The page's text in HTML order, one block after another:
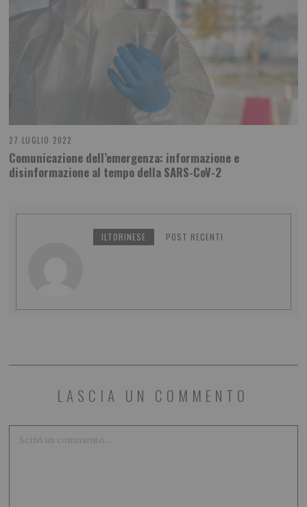
27 LUGLIO 2022
Comunicazione dell’emergenza: informazione e
disinformazione al tempo della SARS-CoV-2
ILTORINESE POST RECENTI
LASCIA UN COMMENTO